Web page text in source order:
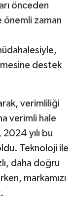
önceden
zaman
destek
verimliliği
verimli hale
yılı bu
Teknoloji ile
daha doğru
markamızı